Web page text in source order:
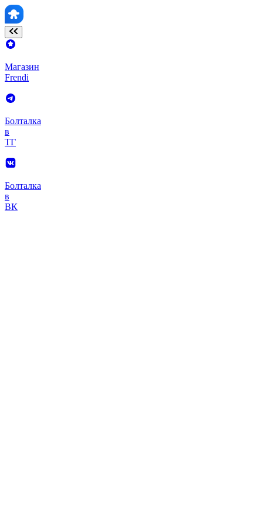
Магазин
Frendi
Болталка
в
ТГ
Болталка
в
ВК